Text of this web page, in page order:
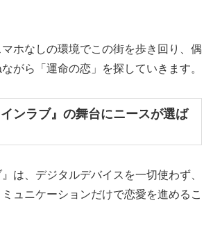
ホなしの環境でこの街を歩き回り、偶
がら「運命の恋」を探していきます。
ンラブ』の舞台にニースが選ば
』は、デジタルデバイスを一切使わず、
ュニケーションだけで恋愛を進めるこ